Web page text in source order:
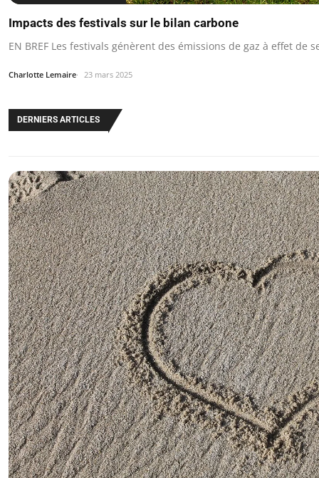
Impacts des festivals sur le bilan carbone
EN BREF Les festivals génèrent des émissions de gaz à effet de
Charlotte Lemaire 23 mars 2025
DERNIERS ARTICLES